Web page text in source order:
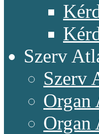
Szerv
Szerv
Organ
Organ